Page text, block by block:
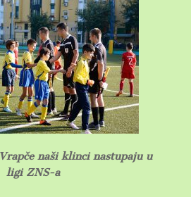
naši klinci nastupaju u
ligi ZNS-a